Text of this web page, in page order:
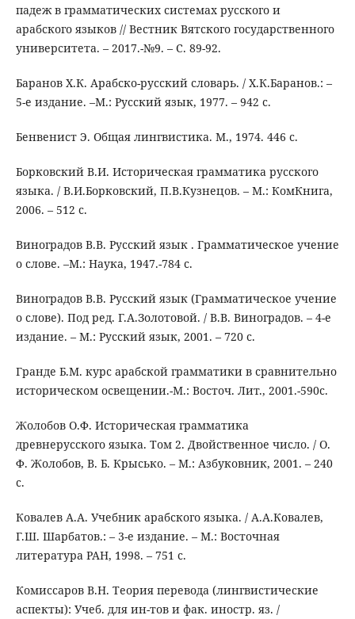
падеж в грамматических системах русского и
арабского языков // Вестник Вятского государственного
университета. – 2017.-№9. – С. 89-92.
Баранов Х.К. Арабско-русский словарь. / Х.К.Баранов.: –
5-е издание. –М.: Русский язык, 1977. – 942 с.
Бенвенист Э. Общая лингвистика. М., 1974. 446 с.
Борковский В.И. Историческая грамматика русского
языка. / В.И.Борковский, П.В.Кузнецов. – М.: КомКнига,
2006. – 512 с.
Виноградов В.В. Русский язык . Грамматическое учение
о слове. –М.: Наука, 1947.-784 с.
Виноградов В.В. Русский язык (Грамматическое учение
о слове). Под ред. Г.А.Золотовой. / В.В. Виноградов. – 4-е
издание. – М.: Русский язык, 2001. – 720 с.
Гранде Б.М. курс арабской грамматики в сравнительно
историческом освещении.-М.: Восточ. Лит., 2001.-590с.
Жолобов О.Ф. Историческая грамматика
древнерусского языка. Том 2. Двойственное число. / О.
Ф. Жолобов, В. Б. Крысько. – М.: Азбуковник, 2001. – 240
с.
Ковалев А.А. Учебник арабского языка. / А.А.Ковалев,
Г.Ш. Шарбатов.: – 3-е издание. – М.: Восточная
литература РАН, 1998. – 751 с.
Комиссаров В.Н. Теория перевода (лингвистические
аспекты): Учеб. для ин-тов и фак. иностр. яз. /